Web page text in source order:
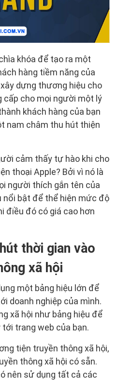
khóa để tạo ra một
hàng tiềm năng của
dựng thương hiệu cho
cấp cho mọi người một lý
khách hàng của bạn
nam châm thu hút thiện
cảm thấy tự hào khi cho
thoại Apple? Bởi vì nó là
người thích gắn tên của
nổi bật để thể hiện mức độ
điều đó có giá cao hơn
thời gian vào
xã hội
một bảng hiệu lớn để
doanh nghiệp của mình.
xã hội như bảng hiệu để
trang web của bạn.
tiện truyền thông xã hội,
thông xã hội có sẵn.
nên sử dụng tất cả các